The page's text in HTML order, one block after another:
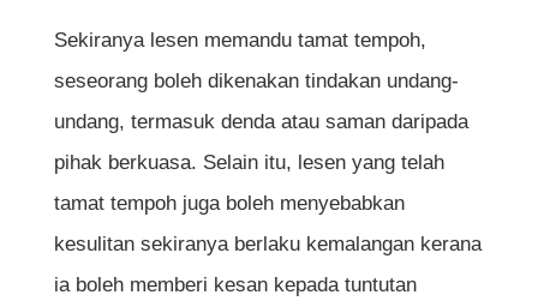
Bolehkah saya memperbaharui lesen
memandu yang telah tamat tempoh lebih
dari tiga tahun?
Adakah saya perlu mengemukakan
Sekiranya lesen memandu tamat tempoh,
seseorang boleh dikenakan tindakan undang-
undang, termasuk denda atau saman daripada
pihak berkuasa. Selain itu, lesen yang telah
tamat tempoh juga boleh menyebabkan
kesulitan sekiranya berlaku kemalangan kerana
ia boleh memberi kesan kepada tuntutan